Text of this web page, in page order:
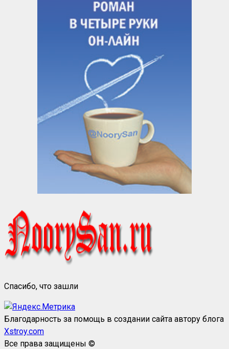
Спасибо, что зашли
Благодарность за помощь в создании сайта автору блога
Xstroy.com
Все права защищены ©